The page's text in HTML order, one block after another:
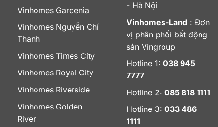
Vinhomes Gardenia
Vinhomes Nguyễn Chí
Thanh
Vinhomes Times City
Vinhomes Royal City
Vinhomes Riverside
Vinhomes Golden
River
- Hà Nội
Vinhomes-Land : Đơn
vị phân phối bất động
sản Vingroup
Hotline 1: 038 945
7777
Hotline 2: 085 818 1111
Hotline 3: 033 486
1111